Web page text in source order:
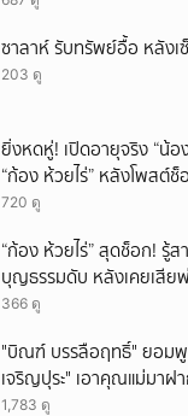
ซาลาห์ รับทรัพย์อื้อ หลัง
203 ดู
ยิ่งหดหู่! เปิดอายุจริง “น้
“ก้อง ห้วยไร่” หลังโพสต์
720 ดู
“ก้อง ห้วยไร่” สุดช็อก! รู้
บุญธรรมดับ หลังเคยเสีย
366 ดู
"บิณฑ์ บรรลือฤทธิ์" ยอมพู
เจริญปุระ" เอาคุณแม่มาฝ
1,783 ดู